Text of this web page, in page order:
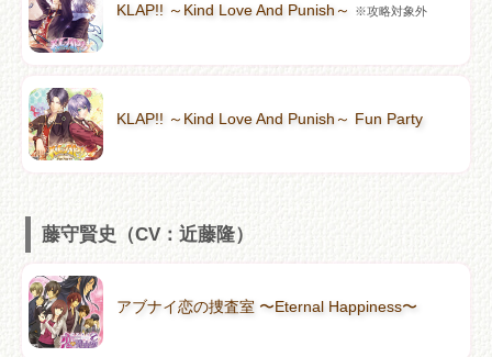
KLAP!! ～Kind Love And Punish～ ※攻略対象外
KLAP!! ～Kind Love And Punish～ Fun Party
藤守賢史（CV：近藤隆）
アブナイ恋の捜査室 〜Eternal Happiness〜